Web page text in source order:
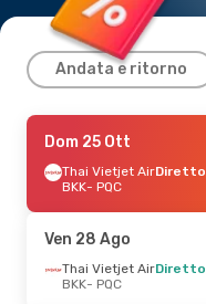
Andata e ritorno
Gio 3 Set- Dom 6 Set
Thai Vietjet Air
Diretto
Thai Vietjet Air
Diretto
PQC- BKK
Dom 25 Ott
Thai Vietjet AirDiretto
BKK- PQC
Ven 28 Ago
Thai Vietjet AirDiretto
BKK- PQC